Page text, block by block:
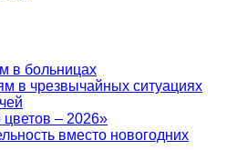
в больницах
в чрезвычайных ситуациях
– 2026»
вместо новогодних